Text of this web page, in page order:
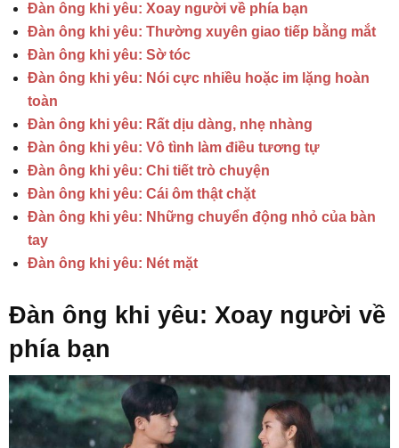
Đàn ông khi yêu: Xoay người về phía bạn
Đàn ông khi yêu: Thường xuyên giao tiếp bằng mắt
Đàn ông khi yêu: Sờ tóc
Đàn ông khi yêu: Nói cực nhiều hoặc im lặng hoàn
toàn
Đàn ông khi yêu: Rất dịu dàng, nhẹ nhàng
Đàn ông khi yêu: Vô tình làm điều tương tự
Đàn ông khi yêu: Chi tiết trò chuyện
Đàn ông khi yêu: Cái ôm thật chặt
Đàn ông khi yêu: Những chuyển động nhỏ của bàn
tay
Đàn ông khi yêu: Nét mặt
Đàn ông khi yêu: Xoay người về
phía bạn